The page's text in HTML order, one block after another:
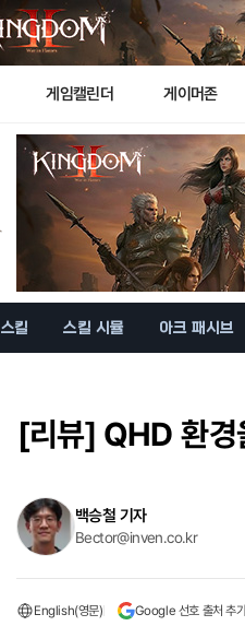
게임캘린더 게이머존
스킬 스킬 시뮬 아크 패시브
[리뷰] QHD 환경
백승철 기자
Bector@inven.co.kr
English(영문) Google 선호 출처 추